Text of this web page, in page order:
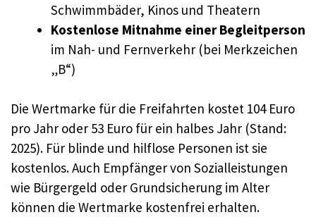
Schwimmbäder, Kinos und Theatern
Kostenlose Mitnahme einer Begleitperson
im Nah- und Fernverkehr (bei Merkzeichen
„B“)
Die Wertmarke für die Freifahrten kostet 104 Euro
pro Jahr oder 53 Euro für ein halbes Jahr (Stand:
2025). Für blinde und hilflose Personen ist sie
kostenlos. Auch Empfänger von Sozialleistungen
wie Bürgergeld oder Grundsicherung im Alter
können die Wertmarke kostenfrei erhalten.